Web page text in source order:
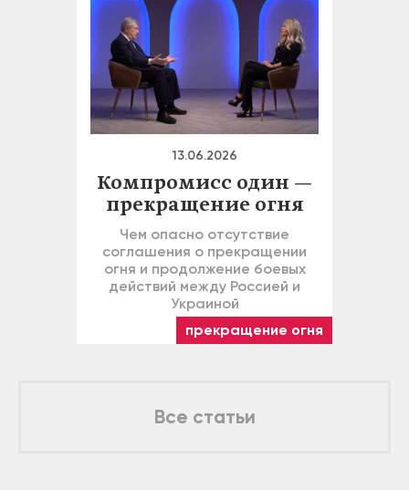
13.06.2026
Компромисс один —
прекращение огня
Чем опасно отсутствие
соглашения о прекращении
огня и продолжение боевых
действий между Россией и
Украиной
прекращение огня
Все статьи